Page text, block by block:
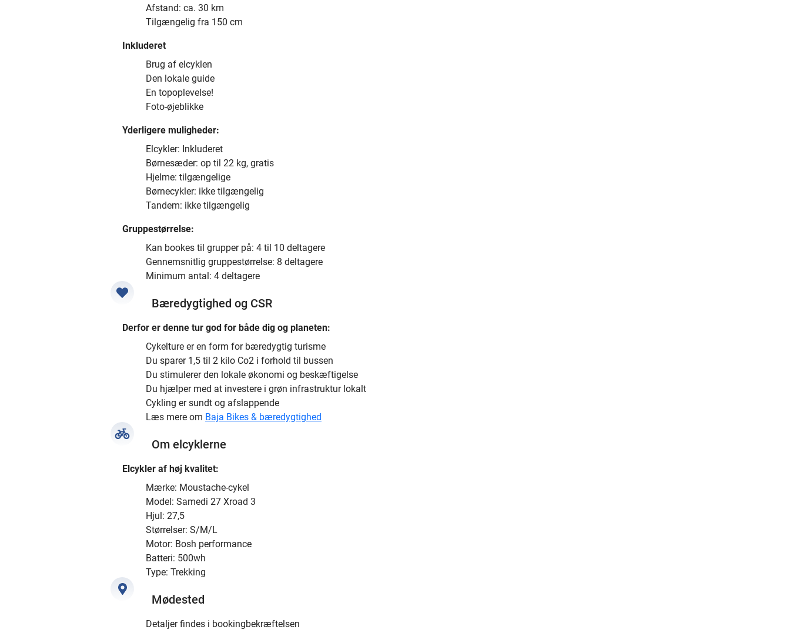
Afstand: ca. 30 km
Tilgængelig fra 150 cm
Inkluderet
Brug af elcyklen
Den lokale guide
En topoplevelse!
Foto-øjeblikke
Yderligere muligheder:
Elcykler: Inkluderet
Børnesæder: op til 22 kg, gratis
Hjelme: tilgængelige
Børnecykler: ikke tilgængelig
Tandem: ikke tilgængelig
Gruppestørrelse:
Kan bookes til grupper på: 4 til 10 deltagere
Gennemsnitlig gruppestørrelse: 8 deltagere
Minimum antal: 4 deltagere
Bæredygtighed og CSR
Derfor er denne tur god for både dig og planeten:
Cykelture er en form for bæredygtig turisme
Du sparer 1,5 til 2 kilo Co2 i forhold til bussen
Du stimulerer den lokale økonomi og beskæftigelse
Du hjælper med at investere i grøn infrastruktur lokalt
Cykling er sundt og afslappende
Læs mere om Baja Bikes & bæredygtighed
Om elcyklerne
Elcykler af høj kvalitet:
Mærke: Moustache-cykel
Model: Samedi 27 Xroad 3
Hjul: 27,5
Størrelser: S/M/L
Motor: Bosh performance
Batteri: 500wh
Type: Trekking
Mødested
Detaljer findes i bookingbekræftelsen